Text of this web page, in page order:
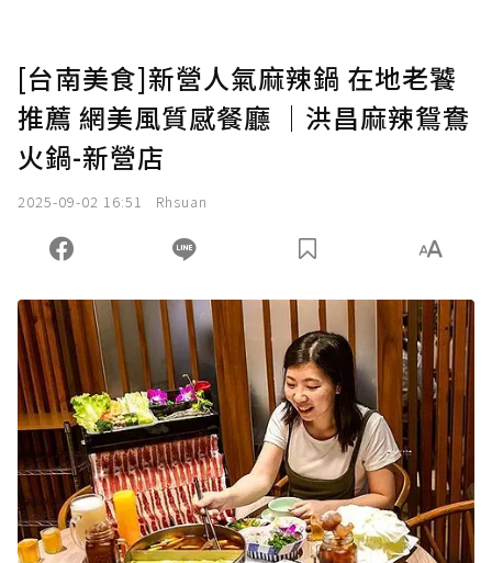
[台南美食]新營人氣麻辣鍋 在地老饕
推薦 網美風質感餐廳 │洪昌麻辣鴛鴦
火鍋-新營店
2025-09-02 16:51 Rhsuan